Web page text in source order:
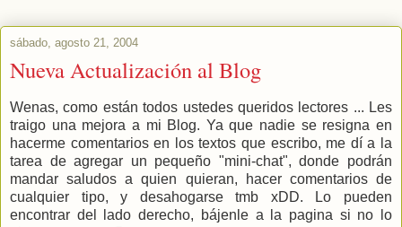
sábado, agosto 21, 2004
Nueva Actualización al Blog
Wenas, como están todos ustedes queridos lectores ... Les
traigo una mejora a mi Blog. Ya que nadie se resigna en
hacerme comentarios en los textos que escribo, me dí a la
tarea de agregar un pequeño "mini-chat", donde podrán
mandar saludos a quien quieran, hacer comentarios de
cualquier tipo, y desahogarse tmb xDD. Lo pueden
encontrar del lado derecho, bájenle a la pagina si no lo